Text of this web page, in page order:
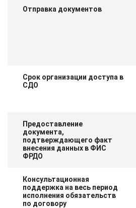
Отправка документов
Срок организации доступа в
СДО
Предоставление
документа,
подтверждающего факт
внесения данных в ФИС
ФРДО
Консультационная
поддержка на весь период
исполнения обязательств
по договору